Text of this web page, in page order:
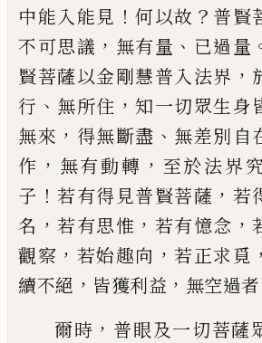
中能入能見 ！何以故 ？ 普賢
不可思議 ， 無有量 、 已過量
賢菩薩以金剛慧普入法界 ，
行 、 無所住 ，知一切眾生身
無來 ， 得無斷盡 、 無差別自
作 ， 無有動轉 ， 至於法界
子 ！若有得見普賢菩薩 ， 若
名 ，若有思惟 ， 若有憶念 ，
觀察 ， 若始趣向 ，若正求覓 ，
續不絕 ， 皆獲利益 ， 無空過者
爾時 ， 普眼及一切菩薩